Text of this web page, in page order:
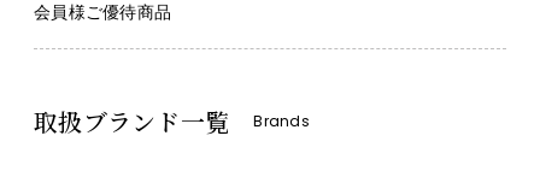
会員様ご優待商品
取扱ブランド一覧 Brands